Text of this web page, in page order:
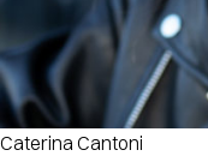
Caterina Cantoni